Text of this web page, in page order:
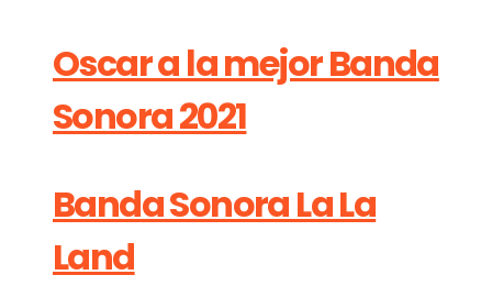
Oscar a la mejor Banda
Sonora 2021
Banda Sonora La La
Land